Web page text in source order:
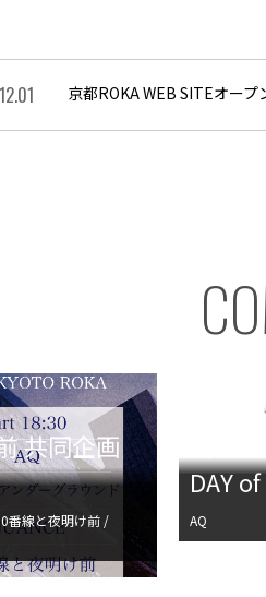
京都ROKA WEB SITEオープ
共同企画
番線と夜明け前 /
【昼
DAY of
AQ